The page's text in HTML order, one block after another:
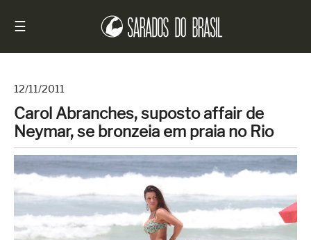
☰
Início
Notícias
Sarados
Brasil
Entrevistas
12/11/2011
Carol Abranches, suposto affair de
Neymar, se bronzeia em praia no Rio